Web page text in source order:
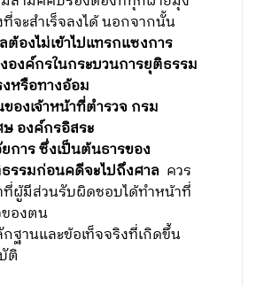
จะสำเร็จลงได้นอกจากนั้น
ต้องไม่เข้าไปแทรกแซงการ
งค์กรในกระบวนการยุติธรรม
หรือทางอ้อม
องเจ้าหน้าที่ตำรวจ กรม
องค์กรอิสระ
การ ซึ่งเป็นต้นธารของ
รรมก่อนคดีจะไปถึงศาล ควร
ที่ผู้มีส่วนรับผิดชอบได้ทำหน้าที่
องตน
ฐานและข้อเท็จจริงที่เกิดขึ้น
ติ